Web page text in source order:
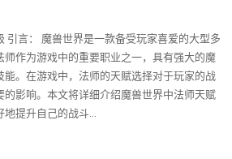
引言： 魔兽世界是一款备受玩家喜爱的大型多
作为游戏中的重要职业之一，具有强大的魔
。在游戏中，法师的天赋选择对于玩家的战
的影响。本文将详细介绍魔兽世界中法师天赋
提升自己的战斗...